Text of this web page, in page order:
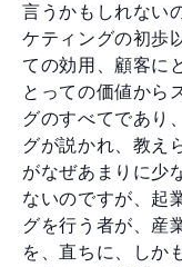
言うかもしれない
ケティングの初歩
ての効用、顧客に
とっての価値から
グのすべてであり
グが説かれ、教え
がなぜあまりに少
ないのですが、起
グを行う者が、産
を、直ちに、しか